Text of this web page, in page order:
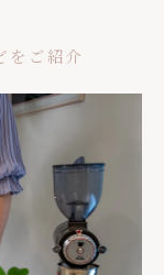
をご紹介